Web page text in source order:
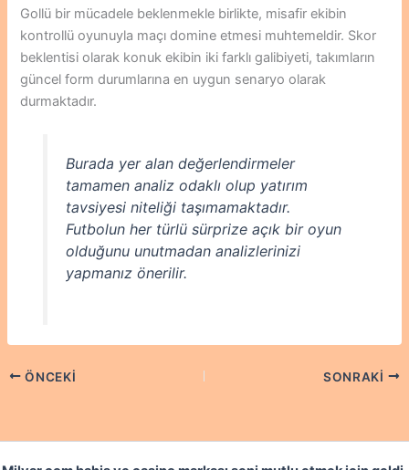
Gollü bir mücadele beklenmekle birlikte, misafir ekibin
kontrollü oyunuyla maçı domine etmesi muhtemeldir. Skor
beklentisi olarak konuk ekibin iki farklı galibiyeti, takımların
güncel form durumlarına en uygun senaryo olarak
durmaktadır.
Burada yer alan değerlendirmeler
tamamen analiz odaklı olup yatırım
tavsiyesi niteliği taşımamaktadır.
Futbolun her türlü sürprize açık bir oyun
olduğunu unutmadan analizlerinizi
yapmanız önerilir.
ÖNCEKI SONRAKI